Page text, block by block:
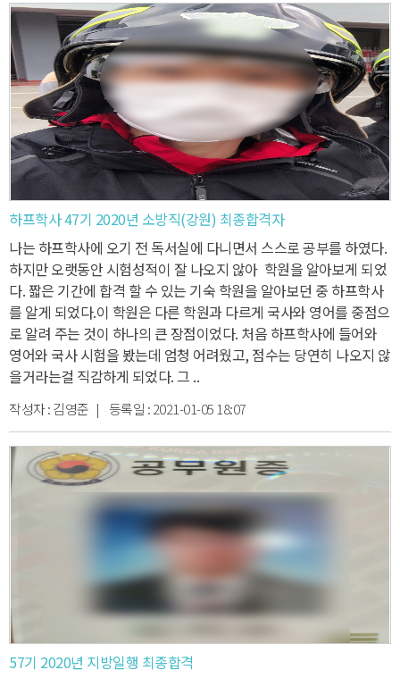
하프학사 47기 2020년 소방직(강원) 최종합격자
나는 하프학사에 오기 전 독서실에 다니면서 스스로 공부를 하였다.
하지만 오랫동안 시험성적이 잘 나오지 않아 학원을 알아보게 되었
다.짧은 기간에 합격 할 수 있는 기숙 학원을 알아보던 중 하프학사
를 알게 되었다.이 학원은 다른 학원과 다르게 국사와 영어를 중점으
로 알려 주는 것이 하나의 큰 장점이었다. 처음 하프학사에 들어와
영어와 국사 시험을 봤는데 엄청 어려웠고, 점수는 당연히 나오지 않
을거라는걸 직감하게 되었다. 그 ..
작성자 :김영준 | 등록일 :2021-01-05 18:07
57기 2020년 지방일행 최종합격